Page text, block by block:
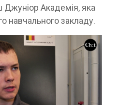
Джуніор Академія, яка
навчального закладу.